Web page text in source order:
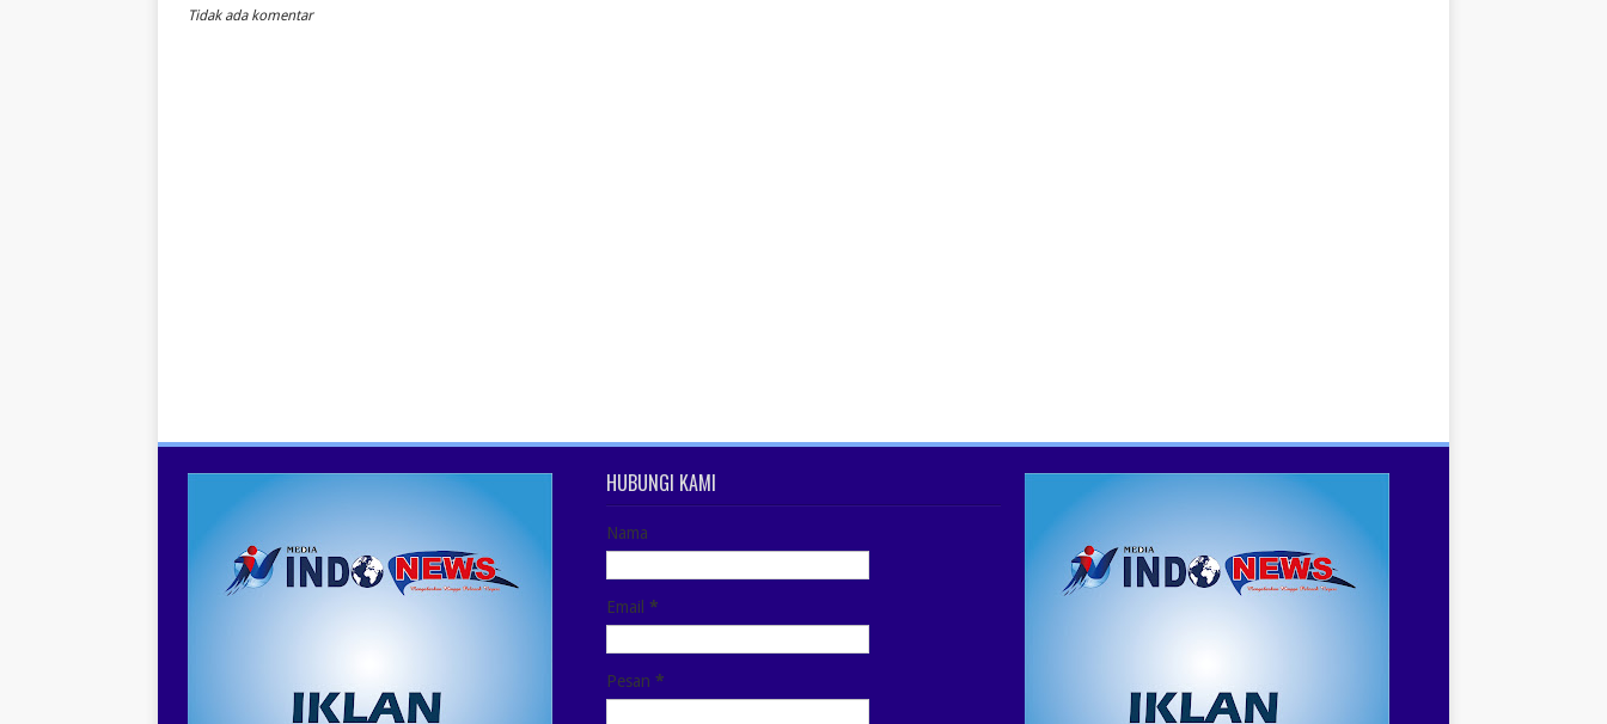
Tidak ada komentar
HUBUNGI KAMI
Nama
Email*
Pesan*